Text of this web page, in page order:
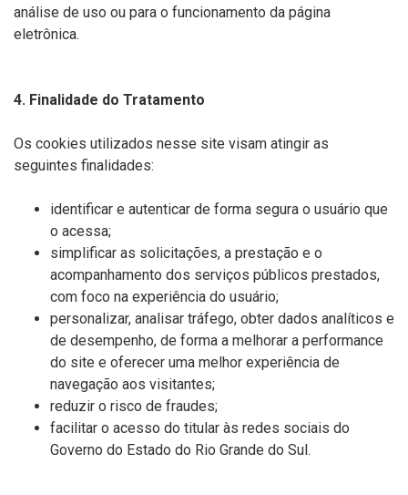
análise de uso ou para o funcionamento da página
eletrônica.
4. Finalidade do Tratamento
Os cookies utilizados nesse site visam atingir as
seguintes finalidades:
identificar e autenticar de forma segura o usuário que
o acessa;
simplificar as solicitações, a prestação e o
acompanhamento dos serviços públicos prestados,
com foco na experiência do usuário;
personalizar, analisar tráfego, obter dados analíticos e
de desempenho, de forma a melhorar a performance
do site e oferecer uma melhor experiência de
navegação aos visitantes;
reduzir o risco de fraudes;
facilitar o acesso do titular às redes sociais do
Governo do Estado do Rio Grande do Sul.